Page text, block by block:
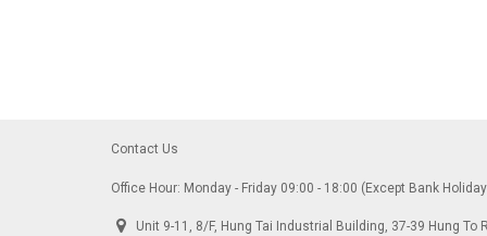
Contact Us
Office Hour: Monday - Friday 09:00 - 18:00 (Except Bank
Unit 9-11, 8/F, Hung Tai Industrial Building, 37-39 Hung To